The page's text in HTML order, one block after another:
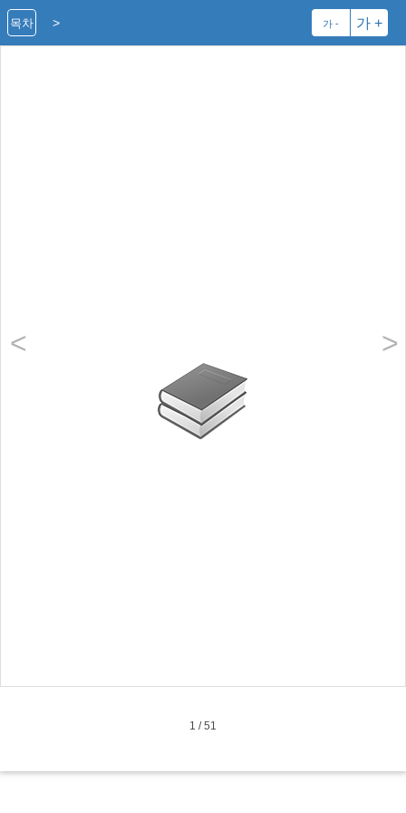
> 가 - 가 +
목차
< >
1 /51